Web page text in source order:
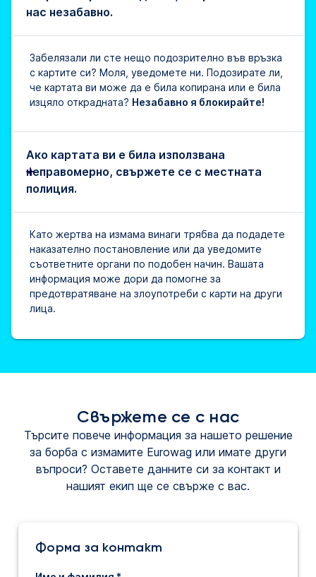
нас незабавно.
Забелязали ли сте нещо подозрително във връзка
с картите си? Моля, уведомете ни. Подозирате ли,
че картата ви може да е била копирана или е била
изцяло открадната? Незабавно я блокирайте!
Ако картата ви е била използвана
неправомерно, свържете се с местната
полиция.
Като жертва на измама винаги трябва да подадете
наказателно постановление или да уведомите
съответните органи по подобен начин. Вашата
информация може дори да помогне за
предотвратяване на злоупотреби с карти на други
лица.
Свържете се с нас
Търсите повече информация за нашето решение
за борба с измамите Eurowag или имате други
въпроси? Оставете данните си за контакт и
нашият екип ще се свърже с вас.
Форма за контакт